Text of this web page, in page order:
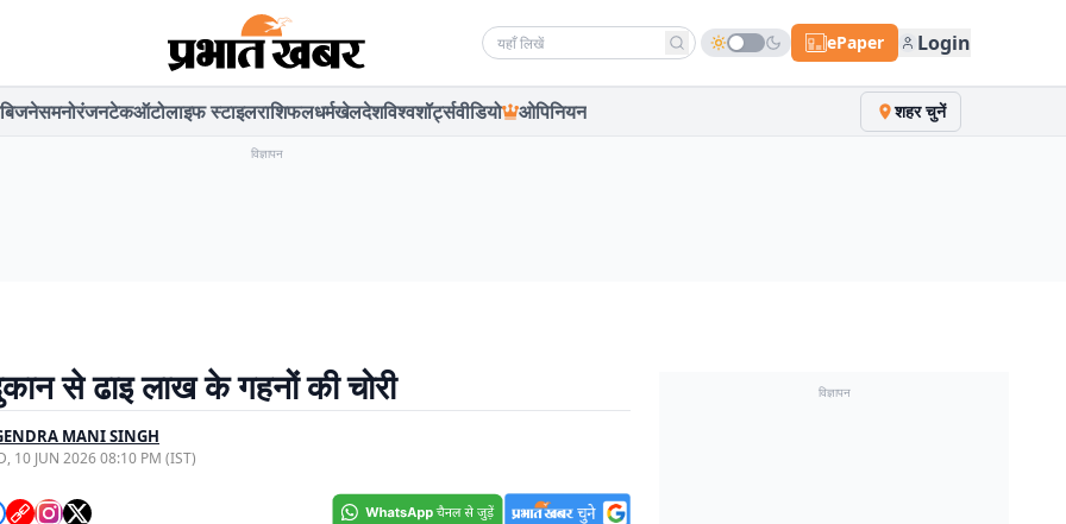
Search news ePaper Login
बिजनेसमनोरंजनटेकऑटोलाइफ स्टाइलराशिफलधर्मखेलदेशविश्वशॉर्ट्सवीडियो ओपिनियन शहर चुनें
विज्ञापन
से ढाइ लाख के गहनों की चोरी
MANI SINGH
10 JUN 2026 08:10 PM (IST)
विज्ञापन